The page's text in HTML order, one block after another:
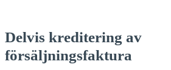
Delvis kreditering av
försäljningsfaktura